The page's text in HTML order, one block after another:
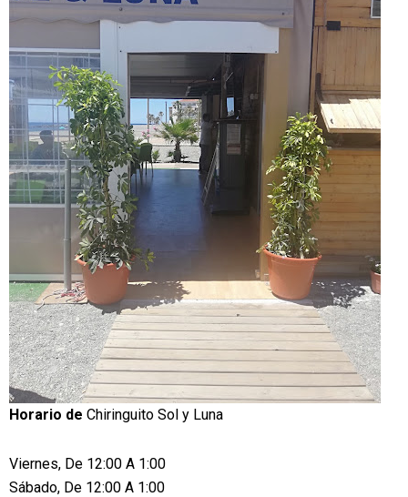
Horario de Chiringuito Sol y Luna
Viernes, De 12:00 A 1:00
Sábado, De 12:00 A 1:00